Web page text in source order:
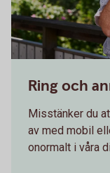
Ring och
Misstänker du
av med mobil
onormalt i våra